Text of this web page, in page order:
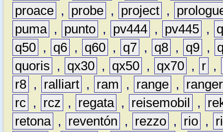
proace , probe , project ,
puma , punto , pv444 , pv445 ,
q50 , q6 , q60 , q7 , q8 , q9 ,
quoris
, qx30 , qx50 , qx70 , r ,
r8 , ralliart , ram , range ,
ranger
rc , rcz , regata , reisemobil ,
retona , reventón , rezzo , rio ,